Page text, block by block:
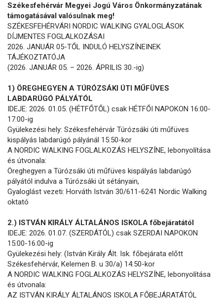
Székesfehérvár Megyei Jogú Város Önkormányzatának
támogatásával valósulnak meg!
SZÉKESFEHÉRVÁRI NORDIC WALKING GYALOGLÁSOK
DÍJMENTES FOGLALKOZÁSAI
2026. JANUÁR 05-TŐL INDULÓ HELYSZÍNEINEK
TÁJÉKOZTATÓJA
(2026. JANUÁR 05. – 2026. ÁPRILIS 30.-ig)
1) ÖREGHEGYEN A TÚRÓZSÁKI ÚTI MŰFÜVES
LABDARÚGÓ PÁLYÁTÓL
IDEJE: 2026. 01.05. (HÉTFŐTŐL) csak HÉTFŐI NAPOKON 16:00-
17:00-ig
Gyülekezési hely: Székesfehérvár Túrózsáki úti műfüves
kispályás labdarúgó pályánál 15:50-kor
A NORDIC WALKING FOGLALKOZÁS HELYSZÍNE, lebonyolítása
és útvonala:
Öreghegyen a Túrózsáki úti műfüves kispályás labdarúgó
pályától indulva a Túrózsáki út sétányain,
Gyaloglást vezeti: Horváth István 30/611-6241 Nordic Walking
oktató
2.) ISTVÁN KIRÁLY ÁLTALÁNOS ISKOLA főbejáratától
IDEJE: 2026. 01.07. (SZERDÁTÓL) csak SZERDAI NAPOKON
15:00-16:00-ig
Gyülekezési hely: (István Király Ált. Isk. főbejárata előtt
Székesfehérvár, Kelemen B. u 30/a) 14:50-kor
A NORDIC WALKING FOGLALKOZÁS HELYSZÍNE, lebonyolítása
és útvonala:
AZ ISTVÁN KIRÁLY ÁLTALÁNOS ISKOLA FŐBEJÁRATÁTÓL